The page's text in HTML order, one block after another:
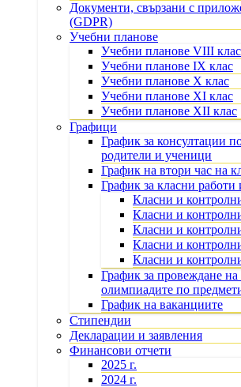
Документи, свързани с
(GDPR)
Учебни планове
Учебни планове VIII клас
Учебни планове IX клас
Учебни планове X клас
Учебни планове XI клас
Учебни планове XII клас
Графици
График за консултации
родители и ученици
График на втори час на
График за класни работи
Класни и
Класни и
Класни и
Класни и
Класни и
График за провеждане
олимпиадите по
График на ваканциите
Стипендии
Декларации и заявления
Финансови отчети
2025 г.
2024 г.